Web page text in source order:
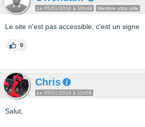
Le 05/01/2016 à 10h48 Membre ultra utile
Le site n'est pas accessible, c'est un signe
0
Chris
Le 05/01/2016 à 11h55
Salut,